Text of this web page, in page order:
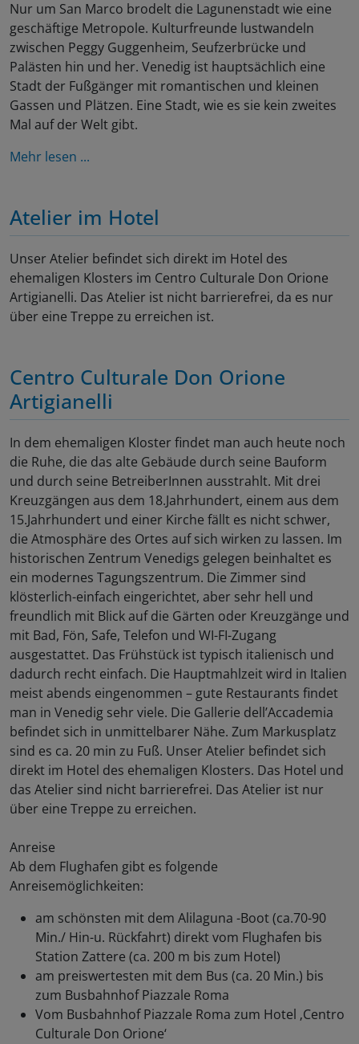
Nur um San Marco brodelt die Lagunenstadt wie eine
geschäftige Metropole. Kulturfreunde lustwandeln
zwischen Peggy Guggenheim, Seufzerbrücke und
Palästen hin und her. Venedig ist hauptsächlich eine
Stadt der Fußgänger mit romantischen und kleinen
Gassen und Plätzen. Eine Stadt, wie es sie kein zweites
Mal auf der Welt gibt.
Mehr lesen ...
Atelier im Hotel
Unser Atelier befindet sich direkt im Hotel des
ehemaligen Klosters im Centro Culturale Don Orione
Artigianelli. Das Atelier ist nicht barrierefrei, da es nur
über eine Treppe zu erreichen ist.
Centro Culturale Don Orione
Artigianelli
In dem ehemaligen Kloster findet man auch heute noch
die Ruhe, die das alte Gebäude durch seine Bauform
und durch seine BetreiberInnen ausstrahlt. Mit drei
Kreuzgängen aus dem 18.Jahrhundert, einem aus dem
15.Jahrhundert und einer Kirche fällt es nicht schwer,
die Atmosphäre des Ortes auf sich wirken zu lassen. Im
historischen Zentrum Venedigs gelegen beinhaltet es
ein modernes Tagungszentrum. Die Zimmer sind
klösterlich-einfach eingerichtet, aber sehr hell und
freundlich mit Blick auf die Gärten oder Kreuzgänge und
mit Bad, Fön, Safe, Telefon und WI-FI-Zugang
ausgestattet. Das Frühstück ist typisch italienisch und
dadurch recht einfach. Die Hauptmahlzeit wird in Italien
meist abends eingenommen – gute Restaurants findet
man in Venedig sehr viele. Die Gallerie dell’Accademia
befindet sich in unmittelbarer Nähe. Zum Markusplatz
sind es ca. 20 min zu Fuß. Unser Atelier befindet sich
direkt im Hotel des ehemaligen Klosters. Das Hotel und
das Atelier sind nicht barrierefrei. Das Atelier ist nur
über eine Treppe zu erreichen.
Anreise
Ab dem Flughafen gibt es folgende
Anreisemöglichkeiten:
am schönsten mit dem Alilaguna -Boot (ca.70-90
Min./ Hin-u. Rückfahrt) direkt vom Flughafen bis
Station Zattere (ca. 200 m bis zum Hotel)
am preiswertesten mit dem Bus (ca. 20 Min.) bis
zum Busbahnhof Piazzale Roma
Vom Busbahnhof Piazzale Roma zum Hotel ‚Centro
Culturale Don Orione‘